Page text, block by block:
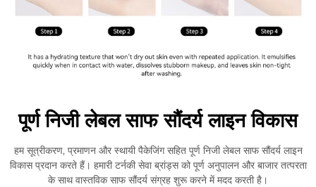
पूर्ण निजी लेबल साफ सौंदर्य लाइन विकास
हम सूत्रीकरण, प्रमाणन और स्थायी पैकेजिंग सहित पूर्ण निजी लेबल साफ सौंदर्य लाइन
विकास प्रदान करते हैं। हमारी टर्नकी सेवा ब्रांड्स को पूर्ण अनुपालन और बाजार तत्परता
के साथ वास्तविक साफ सौंदर्य संग्रह शुरू करने में मदद करती है।